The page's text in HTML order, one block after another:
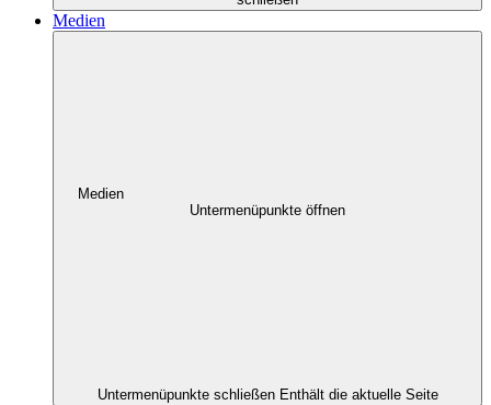
Medien
Medien
Untermenüpunkte öffnen
Untermenüpunkte schließen Enthält die aktuelle Seite